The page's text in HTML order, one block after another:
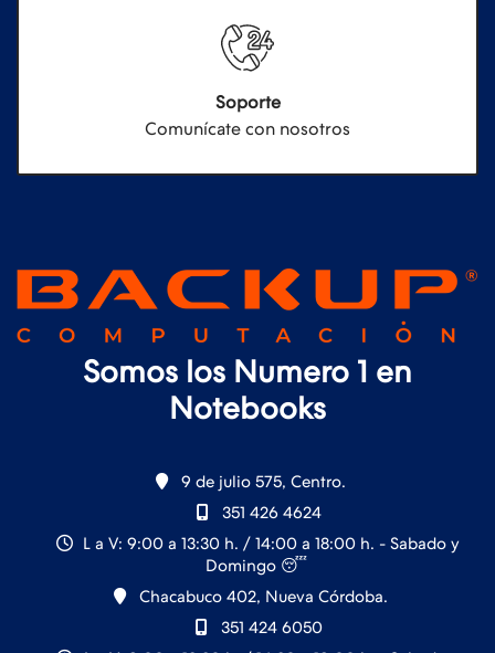
Soporte
Comunícate con nosotros
Somos los Numero 1 en
Notebooks
9 de julio 575, Centro.
351 426 4624
L a V: 9:00 a 13:30 h. / 14:00 a 18:00 h. - Sabado y
Domingo 😴
Chacabuco 402, Nueva Córdoba.
351 424 6050